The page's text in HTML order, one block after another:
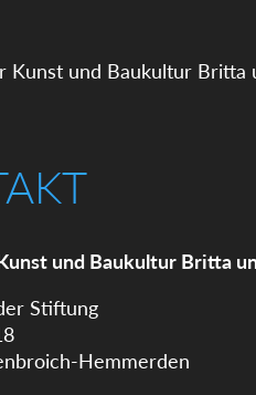
und Baukultur Britta
Stiftung
Hemmerden